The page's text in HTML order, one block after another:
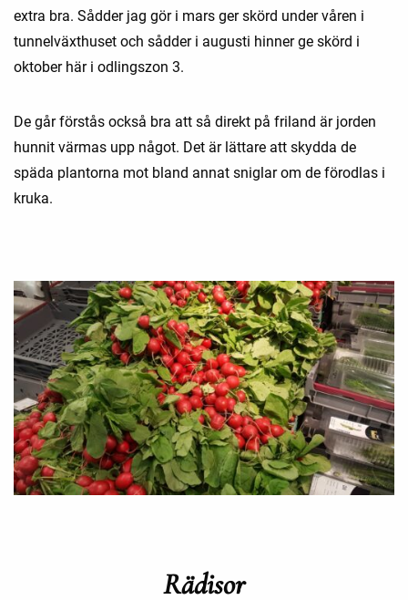
extra bra. Sådder jag gör i mars ger skörd under våren i
tunnelväxthuset och sådder i augusti hinner ge skörd i
oktober här i odlingszon 3.
De går förstås också bra att så direkt på friland är jorden
hunnit värmas upp något. Det är lättare att skydda de
späda plantorna mot bland annat sniglar om de förodlas i
kruka.
Rädisor